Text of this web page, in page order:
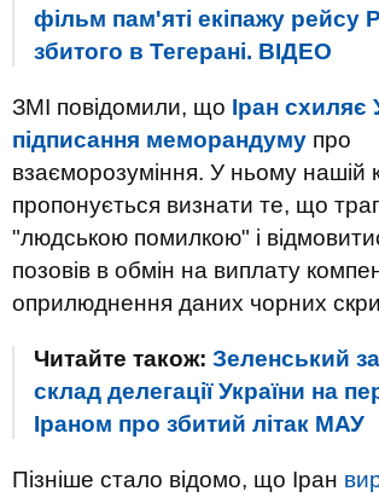
фільм пам'яті екіпажу рейсу
збитого в Тегерані. ВIДЕО
ЗМІ повідомили, що Іран схиляє
підписання меморандуму про
взаєморозуміння. У ньому нашій
пропонується визнати те, що
"людською помилкою" і
позовів в обмін на виплату
оприлюднення даних чорних
Читайте також: Зеленський
склад делегації України на
Іраном про збитий літак МАУ
Пізніше стало відомо, що Іран